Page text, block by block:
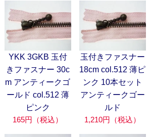
YKK 3GKB 玉付
きファスナー 30c
m アンティークゴ
ールド col.512 薄
ピンク
165円（税込）
玉付きファスナー
18cm col.512 薄ピ
ンク 10本セット
アンティークゴー
ルド
1,210円（税込）